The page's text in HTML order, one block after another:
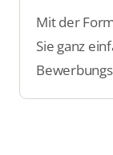
Mit der
Sie ganz